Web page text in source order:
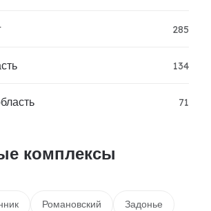
285
134
71
комплексы
Романовский Задонье